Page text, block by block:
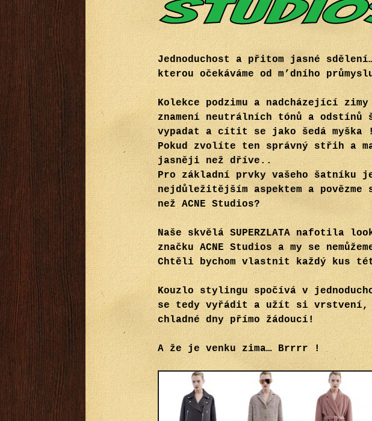
Jednoduchost a přitom jasné
kterou očekáváme od m’dního
Kolekce podzimu a nadcházející
znamení neutrálních tónů a odstínů
vypadat a cítit se jako šedá myška !
Pokud zvolíte ten správný střih a
jasněji než dříve..
Pro základní prvky vašeho šatníku
nejdůležitějším aspektem a
než ACNE Studios?
Naše skvělá SUPERZLATA nafotila
značku ACNE Studios a my se
Chtěli bychom vlastnit každý kus
Kouzlo stylingu spočívá v
se tedy vyřádit a užít si
chladné dny přímo žádoucí!
A že je venku zima… Brrrr !